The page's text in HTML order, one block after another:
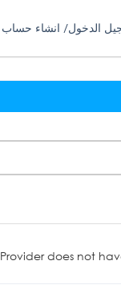
الدخول/ انشاء حساب
Provider does not